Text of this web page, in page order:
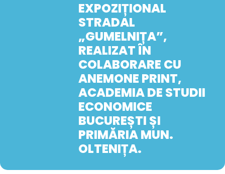
EXPOZIȚIONAL
STRADAL
„GUMELNIȚA”,
REALIZAT ÎN
COLABORARE CU
ANEMONE PRINT,
ACADEMIA DE STUDII
ECONOMICE
BUCUREȘTI ȘI
PRIMĂRIA MUN.
OLTENIȚA.